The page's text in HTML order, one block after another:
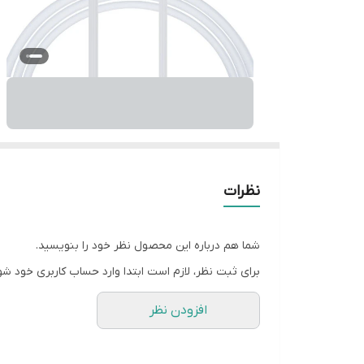
نظرات
شما هم درباره این محصول نظر خود را بنویسید.
برای ثبت نظر، لازم است ابتدا وارد حساب کاربری خود
افزودن نظر